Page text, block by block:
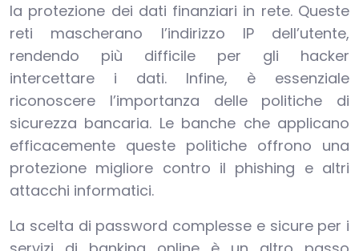
la protezione dei dati finanziari in rete. Queste
reti mascherano l’indirizzo IP dell’utente,
rendendo più difficile per gli hacker
intercettare i dati. Infine, è essenziale
riconoscere l’importanza delle politiche di
sicurezza bancaria. Le banche che applicano
efficacemente queste politiche offrono una
protezione migliore contro il phishing e altri
attacchi informatici.
La scelta di password complesse e sicure per i